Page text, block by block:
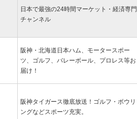
日本で最強の24時間マーケット・経済専門
チャンネル
阪神・北海道日本ハム、モータースポー
ツ、ゴルフ、バレーボール、プロレス等お
届け！
阪神タイガース徹底放送！ゴルフ・ボウリ
ングなどスポーツ充実。